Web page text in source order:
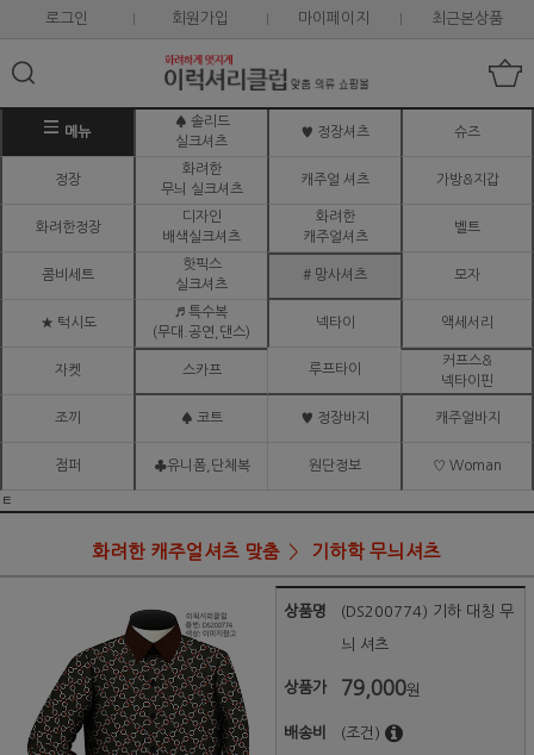
로그인 회원가입 마이페이지 최근본상품
메뉴
♠ 솔리드
실크셔츠
♥ 정장셔츠 슈즈
정장
화려한
무늬 실크셔츠
캐주얼 셔츠 가방&지갑
화려한정장
디자인
배색실크셔츠
화려한
캐주얼셔츠
벨트
콤비세트
핫픽스
실크셔츠
# 망사셔츠 모자
★ 턱시도
♬ 특수복
(무대.공연,댄스)
넥타이 액세서리
자켓 스카프 루프타이
커프스&
넥타이핀
조끼 ♠ 코트 ♥ 정장바지 캐주얼바지
점퍼 ♣유니폼,단체복 원단정보 ♡ Woman
ㅌ
화려한 캐주얼셔츠 맞춤 기하학 무늬셔츠
상품명 (DS200774) 기하 대칭 무
늬 셔츠
상품가 79,000원
배송비 (조건)